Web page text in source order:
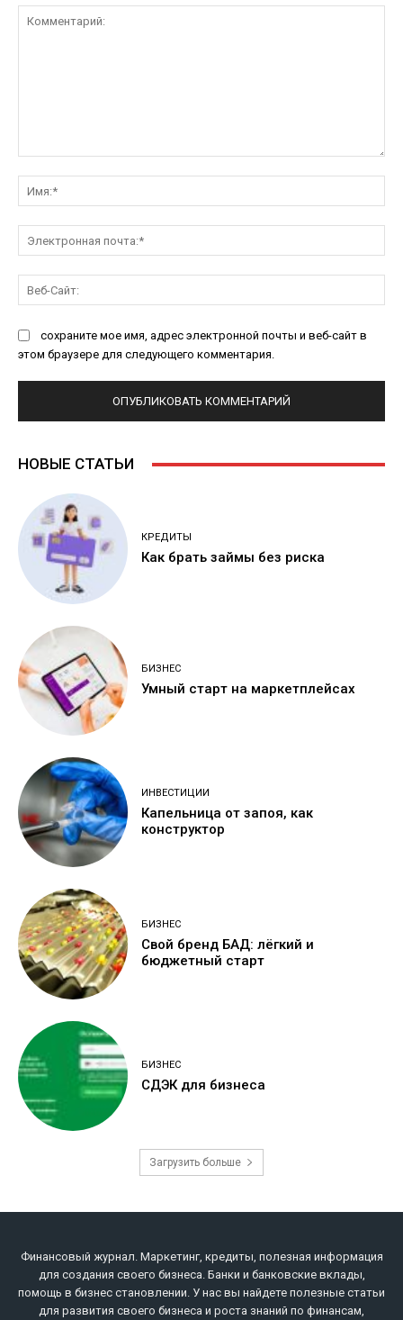
сохраните мое имя, адрес электронной почты и веб-сайт в
этом браузере для следующего комментария.
НОВЫЕ СТАТЬИ
КРЕДИТЫ
Как брать займы без риска
БИЗНЕС
Умный старт на маркетплейсах
ИНВЕСТИЦИИ
Капельница от запоя, как
конструктор
БИЗНЕС
Свой бренд БАД: лёгкий и
бюджетный старт
БИЗНЕС
СДЭК для бизнеса
Загрузить больше
Финансовый журнал. Маркетинг, кредиты, полезная информация
для создания своего бизнеса. Банки и банковские вклады,
помощь в бизнес становлении. У нас вы найдете полезные статьи
для развития своего бизнеса и роста знаний по финансам,